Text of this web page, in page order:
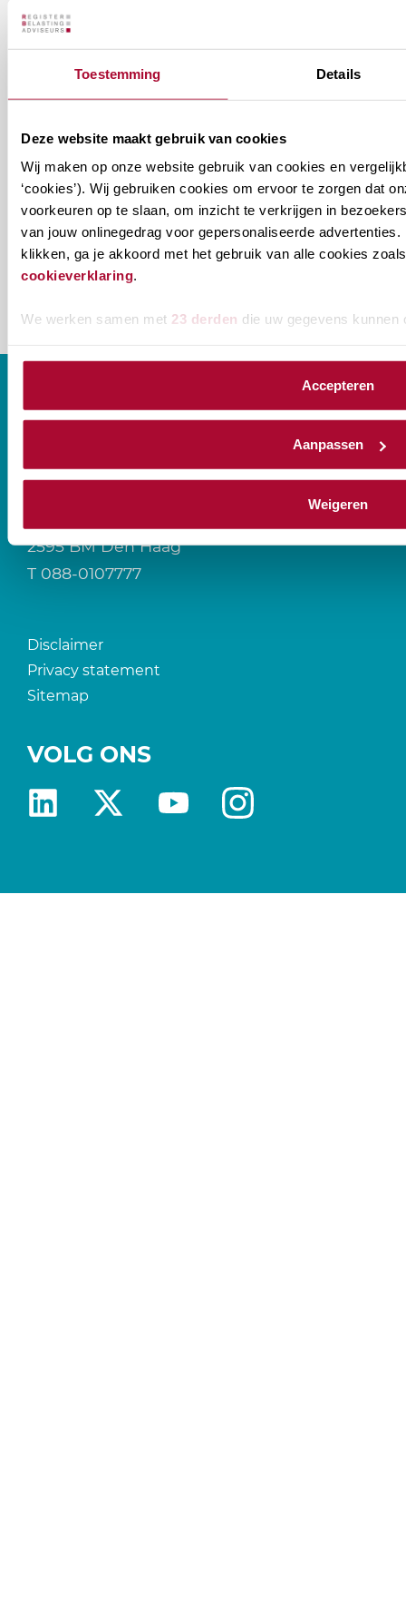
Toestemming Details
Deze website maakt gebruik van cookies
Wij maken op onze website gebruik van cookies en
‘cookies’). Wij gebruiken cookies om ervoor te zorgen dat
voorkeuren op te slaan, om inzicht te verkrijgen in
van jouw onlinegedrag voor gepersonaliseerde advertenties.
klikken, ga je akkoord met het gebruik van alle cookies
cookieverklaring.
We werken samen met 23 derden die uw gegevens kunnen
Accepteren
Aanpassen
Weigeren
E-mailadres*
naam@bedrijf.nl
nieuwsbrieven
je
willen
ontvangen?
2595 BM Den Haag
T 088-0107777
Disclaimer
Privacy statement
Sitemap
VOLG ONS